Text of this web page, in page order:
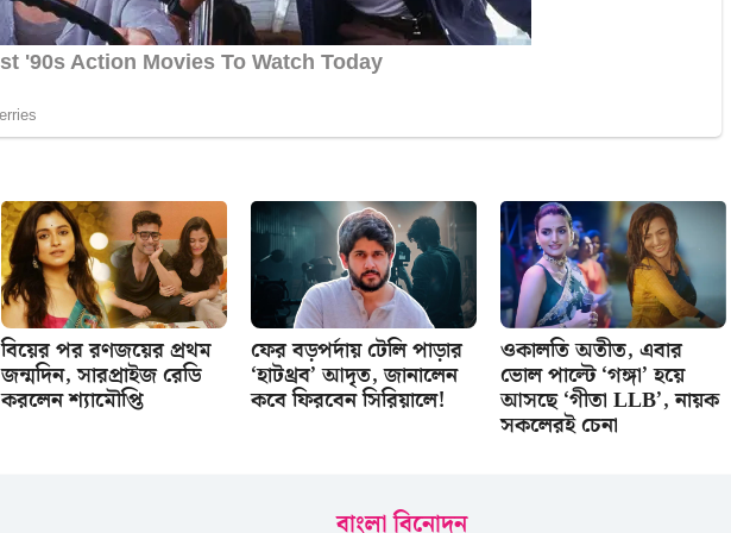
বিয়ের পর রণজয়ের প্রথম
জন্মদিন, সারপ্রাইজ রেডি
করলেন শ্যামৌপ্তি
ফের বড়পর্দায় টেলি পাড়ার
‘হাটথ্রব’ আদৃত, জানালেন
কবে ফিরবেন সিরিয়ালে!
ওকালতি অতীত, এবার
ভোল পাল্টে ‘গঙ্গা’ হয়ে
আসছে ‘গীতা LLB’, নায়ক
সকলেরই চেনা
বাংলা বিনোদন